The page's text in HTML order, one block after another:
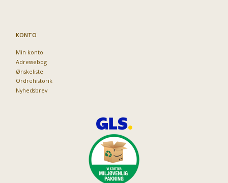
KONTO
Min konto
Adressebog
Ønskeliste
Ordrehistorik
Nyhedsbrev